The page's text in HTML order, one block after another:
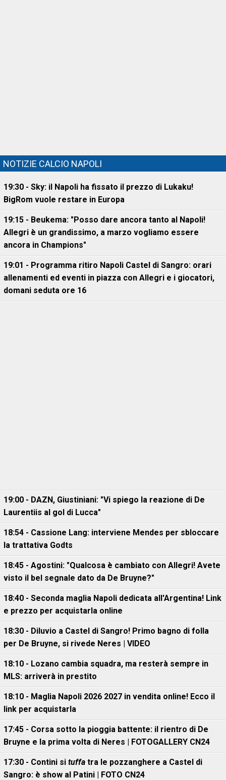
NOTIZIE CALCIO NAPOLI
19:30 - Sky: il Napoli ha fissato il prezzo di Lukaku!
BigRom vuole restare in Europa
19:15 - Beukema: "Posso dare ancora tanto al Napoli!
Allegri è un grandissimo, a marzo vogliamo essere
ancora in Champions"
19:01 - Programma ritiro Napoli Castel di Sangro: orari
allenamenti ed eventi in piazza con Allegri e i giocatori,
domani seduta ore 16
19:00 - DAZN, Giustiniani: "Vi spiego la reazione di De
Laurentiis al gol di Lucca"
18:54 - Cassione Lang: interviene Mendes per sbloccare
la trattativa Godts
18:45 - Agostini: "Qualcosa è cambiato con Allegri! Avete
visto il bel segnale dato da De Bruyne?"
18:40 - Seconda maglia Napoli dedicata all'Argentina! Link
e prezzo per acquistarla online
18:30 - Diluvio a Castel di Sangro! Primo bagno di folla
per De Bruyne, si rivede Neres | VIDEO
18:10 - Lozano cambia squadra, ma resterà sempre in
MLS: arriverà in prestito
18:10 - Maglia Napoli 2026 2027 in vendita online! Ecco il
link per acquistarla
17:45 - Corsa sotto la pioggia battente: il rientro di De
Bruyne e la prima volta di Neres | FOTOGALLERY CN24
17:30 - Contini si tuffa tra le pozzanghere a Castel di
Sangro: è show al Patini | FOTO CN24